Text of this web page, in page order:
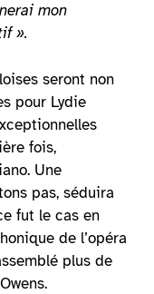
mon
».
seront non
pour Lydie
fois,
Une
pas, séduira
fut le cas en
de l’opéra
plus de